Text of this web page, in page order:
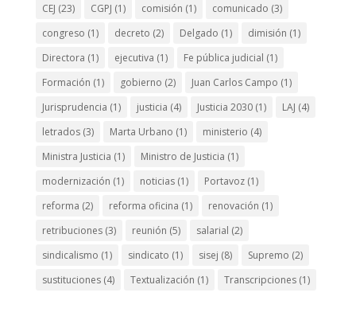
CEJ (23) CGPJ (1) comisión (1) comunicado (3)
congreso (1) decreto (2) Delgado (1) dimisión (1)
Directora (1) ejecutiva (1) Fe pública judicial (1)
Formación (1) gobierno (2) Juan Carlos Campo (1)
Jurisprudencia (1) justicia (4) Justicia 2030(1) LAJ (4)
letrados(3) Marta Urbano (1) ministerio (4)
Ministra Justicia (1) Ministro de Justicia (1)
modernización (1) noticias(1) Portavoz(1)
reforma (2) reforma oficina (1) renovación (1)
retribuciones(3) reunión (5) salarial (2)
sindicalismo (1) sindicato (1) sisej (8) Supremo (2)
sustituciones(4) Textualización (1) Transcripciones(1)